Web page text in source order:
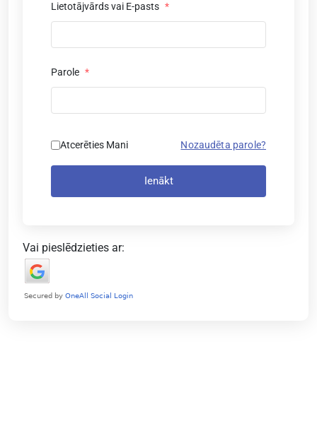
Lietotājvārds vai E-pasts *
Parole *
Atcerēties Mani Nozaudēta parole?
Ienākt
Vai pieslēdzieties ar: